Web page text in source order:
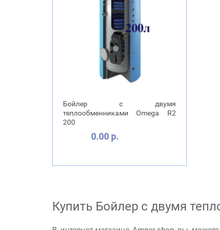
Бойлер с двумя
теплообменниками Omega R2
200
0.00 р.
Купить Бойлер с двумя